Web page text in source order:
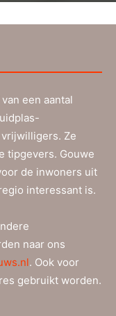
een aantal
Ze
tipgevers. Gouwe
de inwoners uit
interessant is.
naar ons
. Ook voor
gebruikt worden.